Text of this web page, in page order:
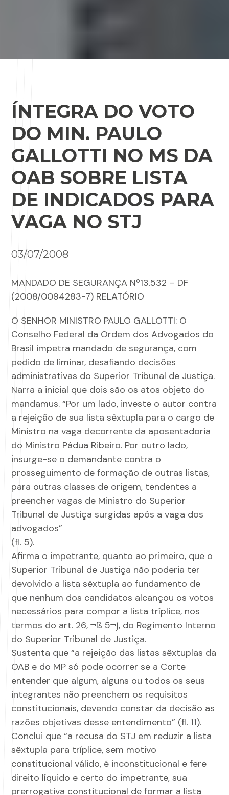
ÍNTEGRA DO VOTO
DO MIN. PAULO
GALLOTTI NO MS DA
OAB SOBRE LISTA
DE INDICADOS PARA
VAGA NO STJ
03/07/2008
MANDADO DE SEGURANÇA Nº13.532 – DF
(2008/0094283-7) RELATÓRIO
O SENHOR MINISTRO PAULO GALLOTTI: O
Conselho Federal da Ordem dos Advogados do
Brasil impetra mandado de segurança, com
pedido de liminar, desafiando decisões
administrativas do Superior Tribunal de Justiça.
Narra a inicial que dois são os atos objeto do
mandamus. “Por um lado, investe o autor contra
a rejeição de sua lista sêxtupla para o cargo de
Ministro na vaga decorrente da aposentadoria
do Ministro Pádua Ribeiro. Por outro lado,
insurge-se o demandante contra o
prosseguimento de formação de outras listas,
para outras classes de origem, tendentes a
preencher vagas de Ministro do Superior
Tribunal de Justiça surgidas após a vaga dos
advogados”
(fl. 5).
Afirma o impetrante, quanto ao primeiro, que o
Superior Tribunal de Justiça não poderia ter
devolvido a lista sêxtupla ao fundamento de
que nenhum dos candidatos alcançou os votos
necessários para compor a lista tríplice, nos
termos do art. 26, ¬ß 5¬∫, do Regimento Interno
do Superior Tribunal de Justiça.
Sustenta que “a rejeição das listas sêxtuplas da
OAB e do MP só pode ocorrer se a Corte
entender que algum, alguns ou todos os seus
integrantes não preenchem os requisitos
constitucionais, devendo constar da decisão as
razões objetivas desse entendimento” (fl. 11).
Conclui que “a recusa do STJ em reduzir a lista
sêxtupla para tríplice, sem motivo
constitucional válido, é inconstitucional e fere
direito líquido e certo do impetrante, sua
prerrogativa constitucional de formar a lista